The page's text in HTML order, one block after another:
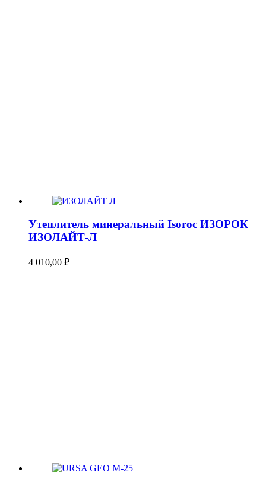
Утеплитель минеральный Isoroc ИЗОРОК
ИЗОЛАЙТ-Л
4 010,00 ₽